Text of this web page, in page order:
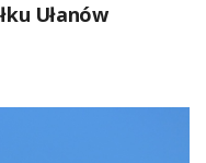
Ułanów